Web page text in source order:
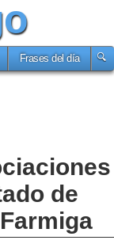
Frases del día
de